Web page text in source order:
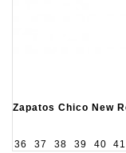
Zapatos Chico New
36 37 38 39 40 41